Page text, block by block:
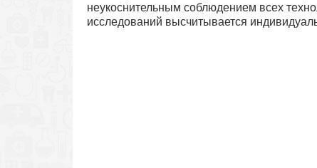
неукоснительным соблюдением всех
исследований высчитывается